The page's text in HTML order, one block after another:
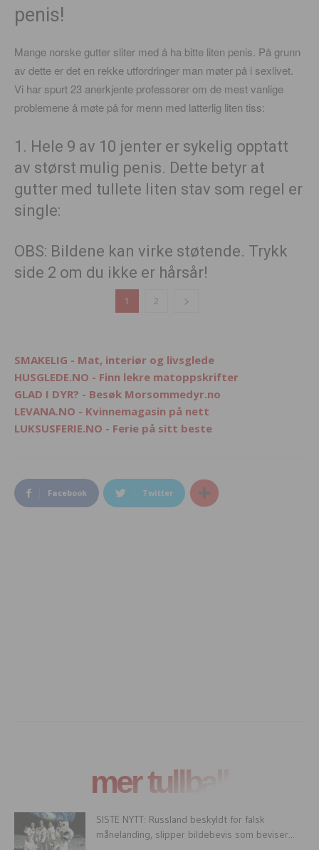
penis!
Mange norske gutter sliter med å ha bitte liten penis. På grunn
av dette er det en rekke utfordringer man møter på i sexlivet.
Vi har spurt 23 anerkjente professorer om de mest vanlige
problemene å møte på for menn med latterlig liten tiss:
1. Hele 9 av 10 jenter er sykelig opptatt
av størst mulig penis. Dette betyr at
gutter med tullete liten stav som regel er
single:
OBS: Bildene kan virke støtende. Trykk
side 2 om du ikke er hårsår!
1 2
SMAKELIG - Mat, interiør og livsglede
HUSGLEDE.NO - Finn lekre matoppskrifter
GLAD I DYR? - Besøk Morsommedyr.no
LEVANA.NO - Kvinnemagasin på nett
LUKSUSFERIE.NO - Ferie på sitt beste
Facebook Twitter
mer tullball
SISTE NYTT: Russland beskyldt for falsk
månelanding, slipper bildebevis som beviser...